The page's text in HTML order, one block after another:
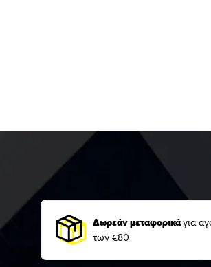
Δωρεάν μεταφορικάγια
των €80